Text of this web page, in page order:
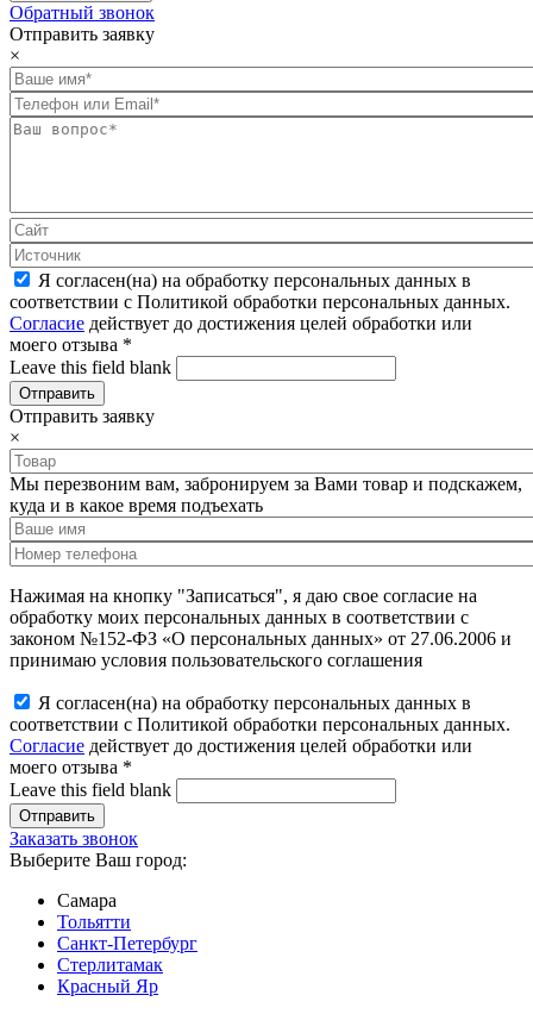
Обратный звонок
Отправить заявку
×
Я согласен(на) на обработку персональных данных в
соответствии с Политикой обработки персональных данных.
Согласие действует до достижения целей обработки или
моего отзыва *
Leave this field blank
Отправить заявку
×
Мы перезвоним вам, забронируем за Вами товар и подскажем,
куда и в какое время подъехать
Нажимая на кнопку "Записаться", я даю свое согласие на
обработку моих персональных данных в соответствии с
законом №152-ФЗ «О персональных данных» от 27.06.2006 и
принимаю условия пользовательского соглашения
Я согласен(на) на обработку персональных данных в
соответствии с Политикой обработки персональных данных.
Согласие действует до достижения целей обработки или
моего отзыва *
Leave this field blank
Заказать звонок
Выберите Ваш город:
Самара
Тольятти
Санкт-Петербург
Стерлитамак
Красный Яр